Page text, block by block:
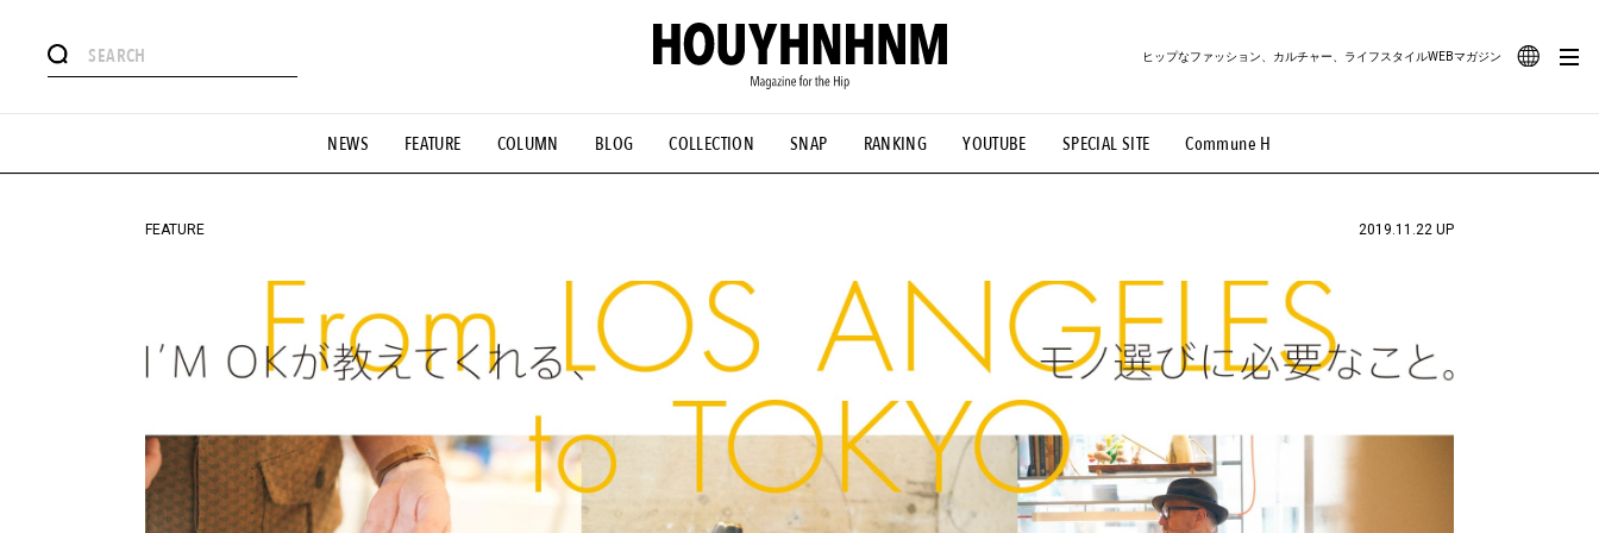
NEWS FEATURE COLUMN BLOG COLLECTION SNAP RANKING YOUTUBE SPECIAL SITE Commune H
ヒップなファッション、カルチャー、ライフスタイルWEBマガジン
#憧れの逸品 #ESSENTIAL DESIGNS #古着サミット #NEW VINTAGE #マイナーグッド図鑑 #路地裏てぃーん。 #MONTHLY JOURNAL
#GH 銘品の所以 #フイナムのYouTube #Commune H #FOCUS IT #AH.H #ととけん #FASHION #MUSIC #MOVIE #LIFESTYLE #SNEAKER #OUTDOOR
#HANDSOME HANDBOOK
FEATURE 2019.11.22 UP